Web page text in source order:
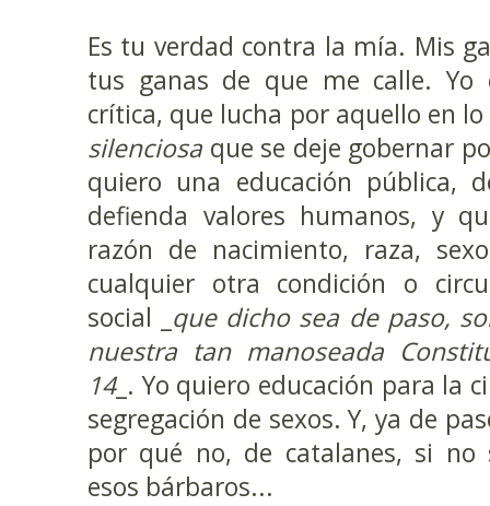
Es tu verdad contra la mía. Mis
tus ganas de que me calle. Yo
crítica, que lucha por aquello en
silenciosa que se deje gobernar
quiero una educación pública,
defienda valores humanos, y
razón de nacimiento, raza,
cualquier otra condición o
social _ que dicho sea de paso,
nuestra tan manoseada
14_. Yo quiero educación para la
segregación de sexos. Y, ya de
por qué no, de catalanes, si no
esos bárbaros...